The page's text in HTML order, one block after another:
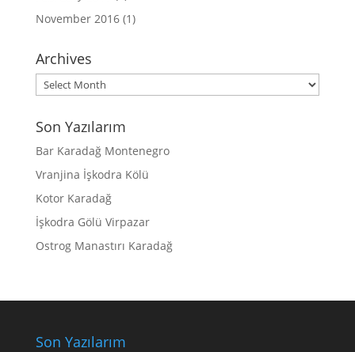
November 2016(1)
Archives
Archives
Son Yazılarım
Bar Karadağ Montenegro
Vranjina İşkodra Kölü
Kotor Karadağ
İşkodra Gölü Virpazar
Ostrog Manastırı Karadağ
Son Yazılarım